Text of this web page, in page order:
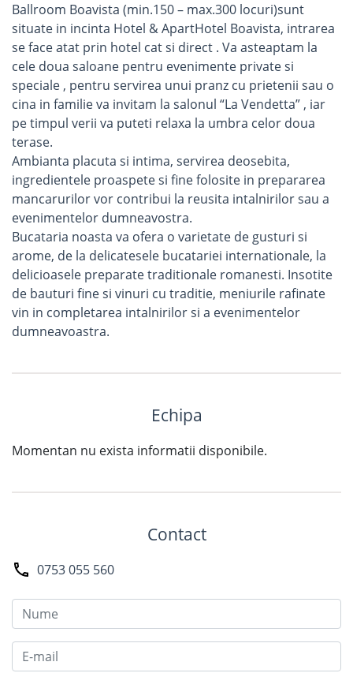
Ballroom Boavista (min.150 – max.300 locuri)sunt
situate in incinta Hotel & ApartHotel Boavista, intrarea
se face atat prin hotel cat si direct . Va asteaptam la
cele doua saloane pentru evenimente private si
speciale , pentru servirea unui pranz cu prietenii sau o
cina in familie va invitam la salonul “La Vendetta” , iar
pe timpul verii va puteti relaxa la umbra celor doua
terase.
Ambianta placuta si intima, servirea deosebita,
ingredientele proaspete si fine folosite in prepararea
mancarurilor vor contribui la reusita intalnirilor sau a
evenimentelor dumneavostra.
Bucataria noasta va ofera o varietate de gusturi si
arome, de la delicatesele bucatariei internationale, la
delicioasele preparate traditionale romanesti. Insotite
de bauturi fine si vinuri cu traditie, meniurile rafinate
vin in completarea intalnirilor si a evenimentelor
dumneavoastra.
Echipa
Momentan nu exista informatii disponibile.
Contact
0753 055 560